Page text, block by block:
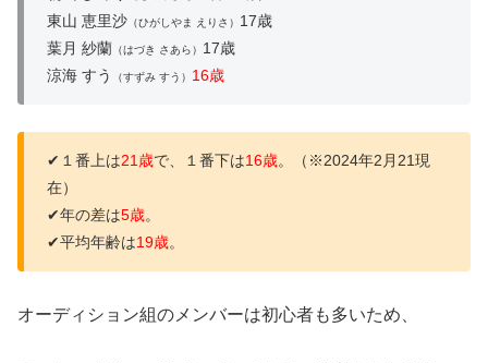
東山 恵里沙 （ひがしやま えりさ） 17歳
葉月 紗蘭 （はづき さあら） 17歳
涼海 すう
（すずみ すう） 16歳
✔１番上は21歳で、１番下は16歳。（※2024年2月21現
在）
✔年の差は5歳。
✔平均年齢は19歳。
オーディション組のメンバーは初心者も多いため、